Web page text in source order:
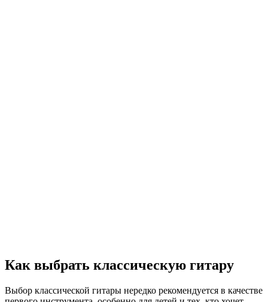
Как выбрать классическую гитару
Выбор классической гитары нередко рекомендуется в качестве